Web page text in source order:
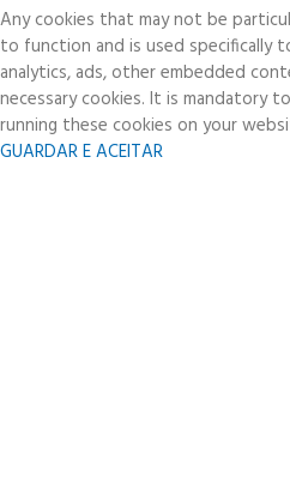
Any cookies that may not be
to function and is used specifically
analytics, ads, other embedded
necessary cookies. It is mandatory
running these cookies on your
GUARDAR E ACEITAR